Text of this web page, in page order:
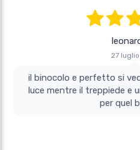
27
il binocolo e perfetto si vede anche con pochissima
luce mentre il treppiede e
per quel